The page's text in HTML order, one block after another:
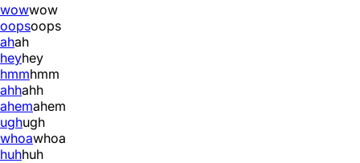
wowwow
oopsoops
ahah
heyhey
hmmhmm
ahhahh
ahemahem
ughugh
whoawhoa
huhhuh